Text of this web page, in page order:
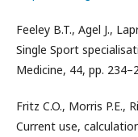
Feeley B.T., Agel J.,
Single Sport
Medicine, 44, pp.
Fritz C.O., Morris P.E.,
Current use,